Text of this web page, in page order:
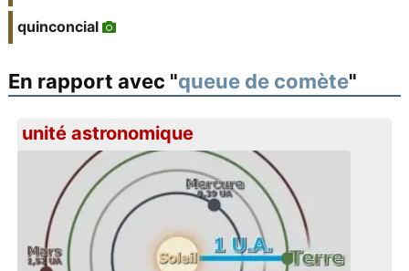
quinconcial
En rapport avec "queue de comète"
unité astronomique